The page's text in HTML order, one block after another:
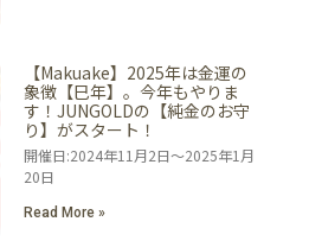
【Makuake】2025年は金運の
象徴【巳年】。今年もやりま
す！JUNGOLDの【純金のお守
り】がスタート！
開催日:2024年11月2日～2025年1月
20日
Read More »